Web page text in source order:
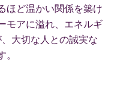
ほど温かい関係を築け
モアに溢れ、エネルギ
大切な人との誠実な